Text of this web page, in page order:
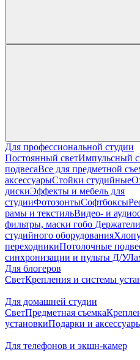
Для профессиональной студии
Постоянный светИмпульсный
подвесаВсе для предметной
аксессуарыСтойки студийные
дискиЭффекты и мебель для
студииФотозонтыСофтбоксы
рамы и текстильВидео- и
фильтры, маски гобо
студийного оборудования
переходникиПотолочные
синхронизации и пульты Д/У
Для блогеров
СветКрепления и системы
Для домашней студии
СветПредметная съемка
установкиПодарки и
Для телефонов и экшн-камер